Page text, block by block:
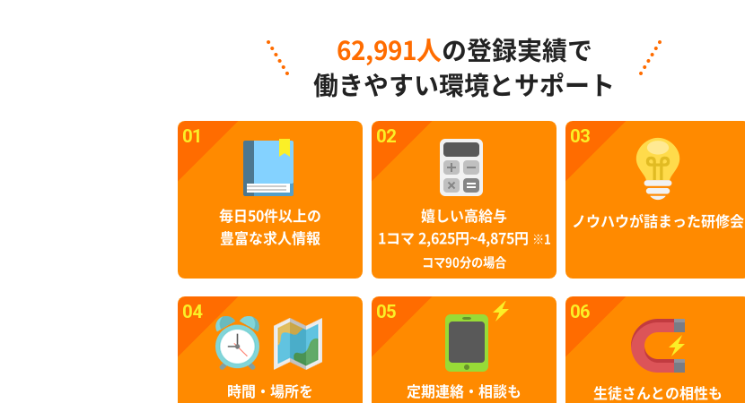
62,991人 の登録実績で
働きやすい環境とサポート
01
毎日50件以上の
豊富な求人情報
02
嬉しい高給与
1コマ 2,625円~4,875円
※1
コマ90分の場合
03
ノウハウが詰まった研修会
04
時間・場所を
05
定期連絡・相談も
06
生徒さんとの相性も